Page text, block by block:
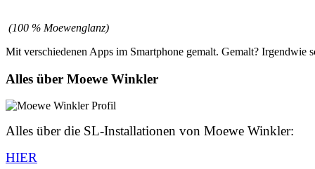
(100 % Moewenglanz)
Mit verschiedenen Apps im Smartphone gemalt. Gemalt? Irgendwie
Alles über Moewe Winkler
Alles über die SL-Installationen von Moewe Winkler:
HIER